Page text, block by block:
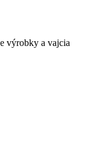
výrobky a vajcia